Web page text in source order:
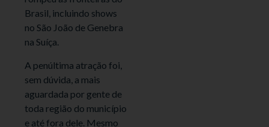
Brasil, incluindo shows
no São João de Genebra
na Suíça.
A penúltima atração foi,
sem dúvida, a mais
aguardada por gente de
toda região do município
e até fora dele. Mesmo